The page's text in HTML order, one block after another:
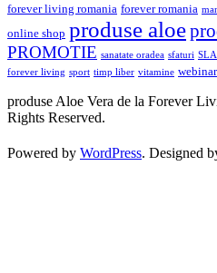
forever living romania forever romania
online shop produse aloe
PROMOTIE sanatate oradea sfaturi
forever living sport timp liber vitamine webinar
produse Aloe Vera de la Forever
Rights Reserved.
Powered by WordPress. Designed